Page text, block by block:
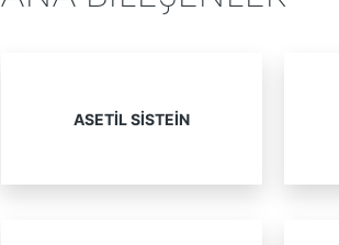
ASETIL SISTEIN